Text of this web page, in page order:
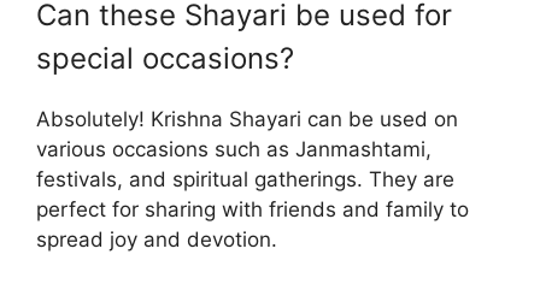
Can these Shayari be used for
special occasions?
Absolutely! Krishna Shayari can be used on
various occasions such as Janmashtami,
festivals, and spiritual gatherings. They are
perfect for sharing with friends and family to
spread joy and devotion.